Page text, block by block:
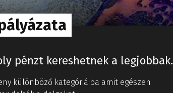
pénzt kereshetnek a legjobbak.
különböző kategóriáiba amit egészen